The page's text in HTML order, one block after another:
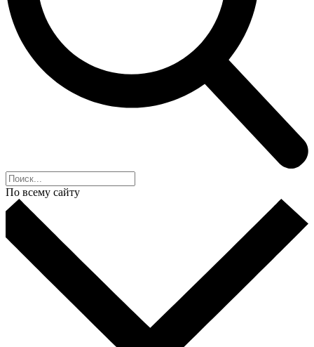
По всему сайту